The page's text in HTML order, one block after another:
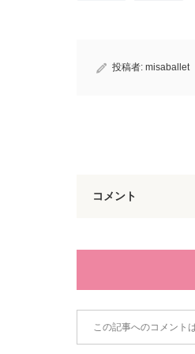
投稿者: misaballet
コメント
この記事へのコメント